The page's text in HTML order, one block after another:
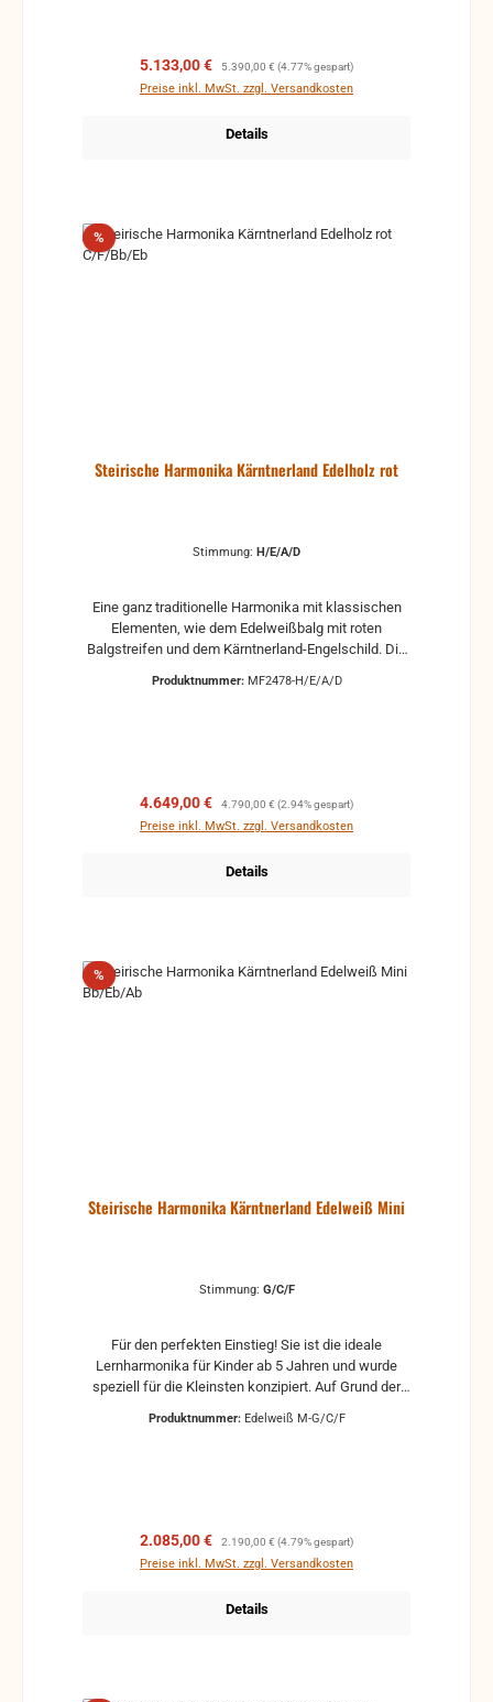
Verkaufspreis:
5.133,00 € Regulärer Preis:
5.390,00 € (4.77% gespart)
Preise inkl. MwSt. zzgl. Versandkosten
Details
%Rabatt
Steirische Harmonika Kärntnerland Edelholz rot
Stimmung: H/E/A/D
Eine ganz traditionelle Harmonika mit klassischen
Elementen, wie dem Edelweißbalg mit roten
Balgstreifen und dem Kärntnerland-Engelschild. Die
verbunden mit den weißen Perlmuttknöpfen fügt
sind immer wieder aus Wunsch lieferbar.
Produktnummer: MF2478-H/E/A/D
Verkaufspreis:
4.649,00 € Regulärer Preis:
4.790,00 € (2.94% gespart)
Preise inkl. MwSt. zzgl. Versandkosten
Details
%Rabatt
Steirische Harmonika Kärntnerland Edelweiß Mini
Stimmung: G/C/F
Für den perfekten Einstieg! Sie ist die ideale
Lernharmonika für Kinder ab 5 Jahren und wurde
speziell für die Kleinsten konzipiert. Auf Grund der
extrem leichten Gewicht können bereits die
Mögliche Stimmungen bestellbar: G/C/F B/Es/As
A/D/G
Produktnummer: Edelweiß M-G/C/F
Verkaufspreis:
2.085,00 € Regulärer Preis:
2.190,00 € (4.79% gespart)
Preise inkl. MwSt. zzgl. Versandkosten
Details